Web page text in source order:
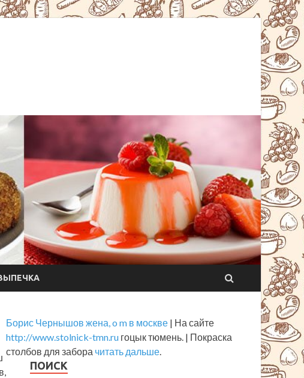
Борис Чернышов жена, o m в москве | На сайте
http://www.stolnick-tmn.ru гоцык тюмень. | Покраска
столбов для забора читать дальше
ПОИСК